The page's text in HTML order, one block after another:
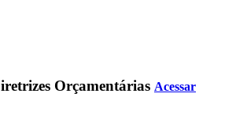
Orçamentárias Acessar